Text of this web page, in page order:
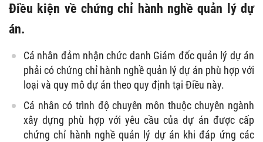
Điều kiện về chứng chỉ hành nghề quản lý dự
án.
Cá nhân đảm nhận chức danh Giám đốc quản lý dự án
phải có chứng chỉ hành nghề quản lý dự án phù hợp với
loại và quy mô dự án theo quy định tại Điều này.
Cá nhân có trình độ chuyên môn thuộc chuyên ngành
xây dựng phù hợp với yêu cầu của dự án được cấp
chứng chỉ hành nghề quản lý dự án khi đáp ứng các